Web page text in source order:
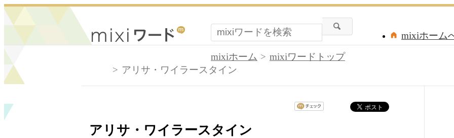
mixiホーム
mixiホーム
mixiワードトップ
アリサ・ワイラースタイン
アリサ・ワイラースタイン